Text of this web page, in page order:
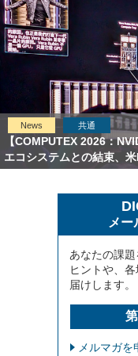
News 共通
【COMPUTEX 2026：
エコシステムとの結束、
メー
あなたの課
ヒントや、
届けします。
メルマガを